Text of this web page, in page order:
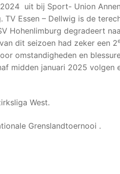
uit bij Sport- Union
TV Essen – Dellwig is de
Hohenlimburg degradeert
dit seizoen had zeker een 2
omstandigheden en
midden januari 2025 volgen
West.
Grenslandtoernooi .